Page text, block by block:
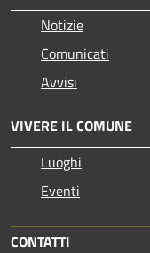
Notizie
Comunicati
Avvisi
VIVERE IL COMUNE
Luoghi
Eventi
CONTATTI